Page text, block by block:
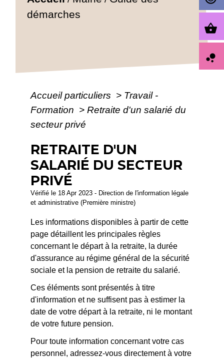
démarches
Accueil particuliers > Travail -
Formation > Retraite d'un salarié du
secteur privé
RETRAITE D'UN
SALARIÉ DU SECTEUR
PRIVÉ
Vérifié le 18 Apr 2023 - Direction de l'information légale
et administrative (Première ministre)
Les informations disponibles à partir de cette
page détaillent les principales règles
concernant le départ à la retraite, la durée
d'assurance au régime général de la sécurité
sociale et la pension de retraite du salarié.
Ces éléments sont présentés à titre
d'information et ne suffisent pas à estimer la
date de votre départ à la retraite, ni le montant
de votre future pension.
Pour toute information concernant votre cas
personnel, adressez-vous directement à votre
shopping_basket
bubble_chart